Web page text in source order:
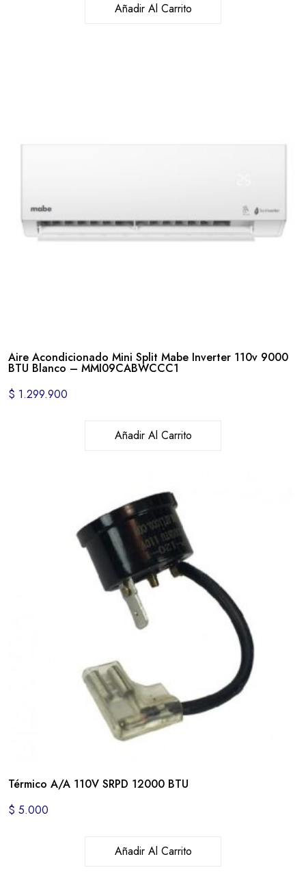
Añadir Al Carrito
Aire Acondicionado Mini Split Mabe Inverter 110v 9000
BTU Blanco – MMI09CABWCCC1
$ 1.299.900
Añadir Al Carrito
Térmico A/A 110V SRPD 12000 BTU
$ 5.000
Añadir Al Carrito